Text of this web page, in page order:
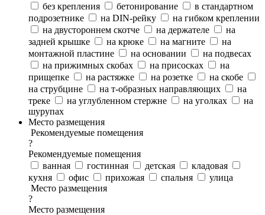
без крепления
бетонирование
в стандартном
подрозетнике
на DIN-рейку
на гибком креплении
на двустороннем скотче
на держателе
на
задней крышке
на крюке на магните
на
монтажной пластине
на основании
на подвесах
на прижимных скобах
на присосках
на
прищепке
на растяжке на розетке
на скобе
на струбцине
на т-образных направляющих
на
треке
на углубленном стержне на уголках
на
шурупах
Место размещения
Рекомендуемые помещения
?
Рекомендуемые помещения
ванная
гостинная детская
кладовая
кухня
офис прихожая спальня
улица
Место размещения
?
Место размещения